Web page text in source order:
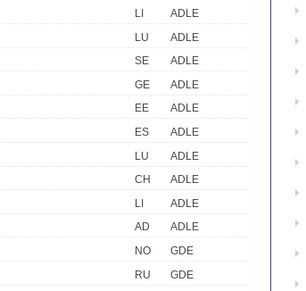
LI
ADLE
LU
ADLE
SE
ADLE
GE
ADLE
EE
ADLE
ES
ADLE
LU
ADLE
CH
ADLE
LI
ADLE
AD
ADLE
NO
GDE
RU
GDE